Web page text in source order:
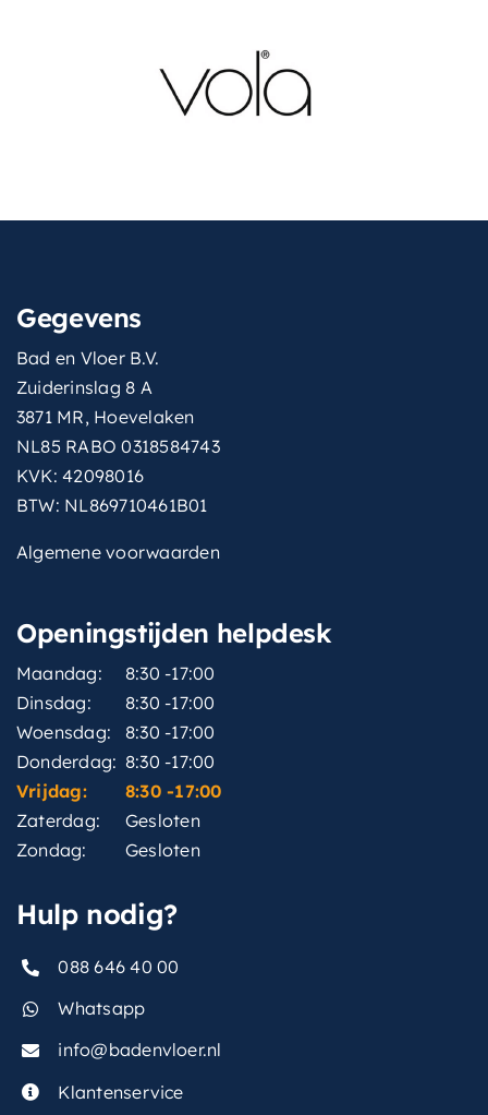
spiegellijstkader
Geborsteld koper
PVD
Gegevens
Bad en Vloer B.V.
Zuiderinslag 8 A
3871 MR, Hoevelaken
NL85 RABO 0318584743
KVK: 42098016
BTW: NL869710461B01
Algemene voorwaarden
Openingstijden helpdesk
Maandag:
8:30 -17:00
Dinsdag:
8:30 -17:00
Woensdag:
8:30 -17:00
Donderdag: 8:30 -17:00
Vrijdag:
8:30 -17:00
Zaterdag:
Gesloten
Zondag:
Gesloten
Hulp nodig?
088 646 40 00
Whatsapp
info@badenvloer.nl
Klantenservice